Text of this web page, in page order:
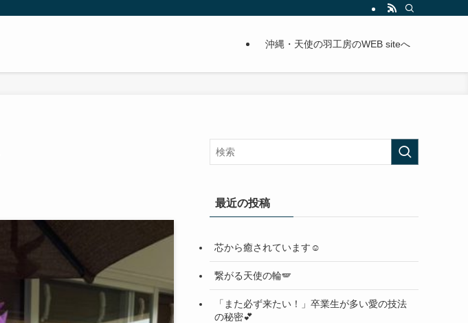
沖縄・天使の羽工房のWEB siteへ
最近の投稿
芯から癒されています☺️
繋がる天使の輪🪽
「また必ず来たい！」卒業生が多い愛の技法
の秘密💕